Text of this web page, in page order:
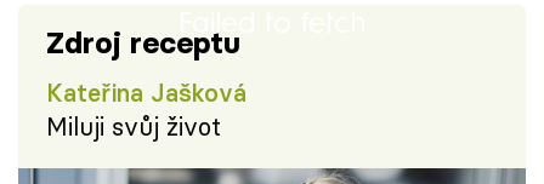
Zdroj receptu
Kateřina Jašková
Miluji svůj život